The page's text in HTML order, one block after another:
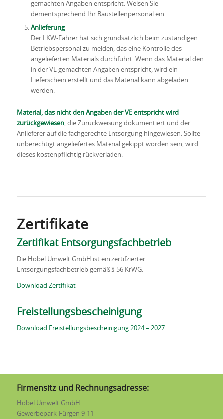
gemachten Angaben entspricht. Weisen Sie
dementsprechend Ihr Baustellenpersonal ein.
Anlieferung
Der LKW-Fahrer hat sich grundsätzlich beim zuständigen
Betriebspersonal zu melden, das eine Kontrolle des
angelieferten Materials durchführt. Wenn das Material den
in der VE gemachten Angaben entspricht, wird ein
Lieferschein erstellt und das Material kann abgeladen
werden.
Material, das nicht den Angaben der VE entspricht wird
zurückgewiesen, die Zurückweisung dokumentiert und der
Anlieferer auf die fachgerechte Entsorgung hingewiesen. Sollte
unberechtigt angeliefertes Material gekippt worden sein, wird
dieses kostenpflichtig rückverladen.
Zertifikate
Zertifikat Entsorgungsfachbetrieb
Die Höbel Umwelt GmbH ist ein zertifzierter
Entsorgungsfachbetrieb gemäß § 56 KrWG.
Download Zertifikat
Freistellungsbescheinigung
Download Freistellungsbescheinigung 2024 – 2027
Firmensitz und Rechnungsadresse:
Höbel Umwelt GmbH
Gewerbepark-Fürgen 9-11